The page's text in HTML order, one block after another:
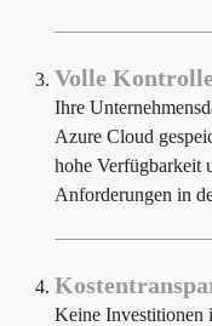
Volle
Ihre
Azure Cloud
hohe Verfügbarkeit
Anforderungen in
Keine Investitionen